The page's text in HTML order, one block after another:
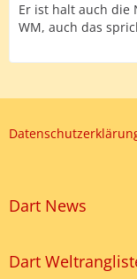
Er ist halt auch die
WM, auch das
Dart News
Dart